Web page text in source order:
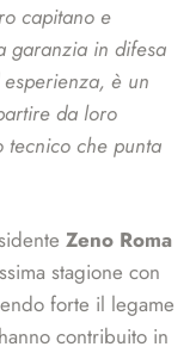
capitano e
garanzia in difesa
è un
da loro
che punta
Zeno Roma
stagione con
forte il legame
contribuito in